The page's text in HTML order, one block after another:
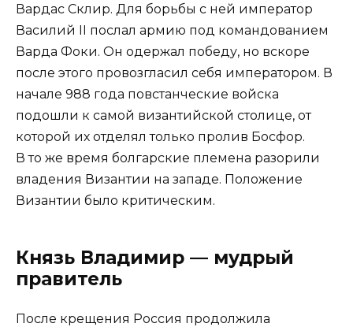
Вардас Склир. Для борьбы с ней император
Василий II послал армию под командованием
Варда Фоки. Он одержал победу, но вскоре
после этого провозгласил себя императором. В
начале 988 года повстанческие войска
подошли к самой византийской столице, от
которой их отделял только пролив Босфор.
В то же время болгарские племена разорили
владения Византии на западе. Положение
Византии было критическим.
Князь Владимир — мудрый
правитель
После крещения Россия продолжила